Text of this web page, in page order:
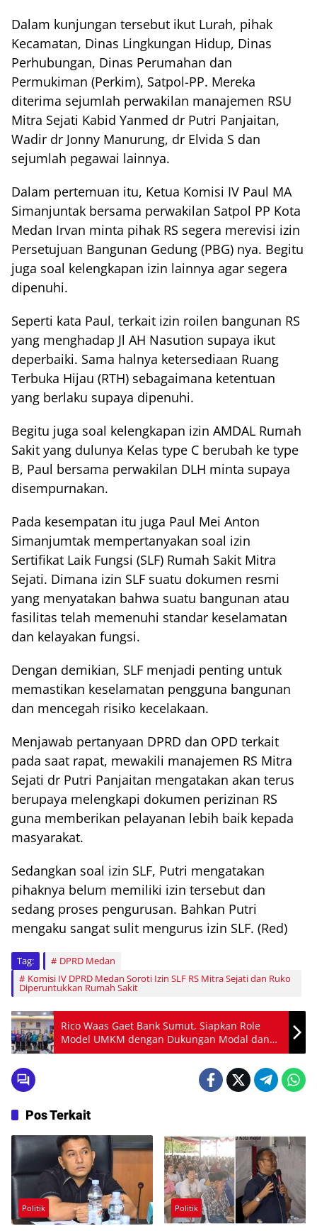
Dalam kunjungan tersebut ikut Lurah, pihak
Kecamatan, Dinas Lingkungan Hidup, Dinas
Perhubungan, Dinas Perumahan dan
Permukiman (Perkim), Satpol-PP. Mereka
diterima sejumlah perwakilan manajemen RSU
Mitra Sejati Kabid Yanmed dr Putri Panjaitan,
Wadir dr Jonny Manurung, dr Elvida S dan
sejumlah pegawai lainnya.
Dalam pertemuan itu, Ketua Komisi IV Paul MA
Simanjuntak bersama perwakilan Satpol PP Kota
Medan Irvan minta pihak RS segera merevisi izin
Persetujuan Bangunan Gedung (PBG) nya. Begitu
juga soal kelengkapan izin lainnya agar segera
dipenuhi.
Seperti kata Paul, terkait izin roilen bangunan RS
yang menghadap Jl AH Nasution supaya ikut
deperbaiki. Sama halnya ketersediaan Ruang
Terbuka Hijau (RTH) sebagaimana ketentuan
yang berlaku supaya dipenuhi.
Begitu juga soal kelengkapan izin AMDAL Rumah
Sakit yang dulunya Kelas type C berubah ke type
B, Paul bersama perwakilan DLH minta supaya
disempurnakan.
Pada kesempatan itu juga Paul Mei Anton
Simanjumtak mempertanyakan soal izin
Sertifikat Laik Fungsi (SLF) Rumah Sakit Mitra
Sejati. Dimana izin SLF suatu dokumen resmi
yang menyatakan bahwa suatu bangunan atau
fasilitas telah memenuhi standar keselamatan
dan kelayakan fungsi.
Dengan demikian, SLF menjadi penting untuk
memastikan keselamatan pengguna bangunan
dan mencegah risiko kecelakaan.
Menjawab pertanyaan DPRD dan OPD terkait
pada saat rapat, mewakili manajemen RS Mitra
Sejati dr Putri Panjaitan mengatakan akan terus
berupaya melengkapi dokumen perizinan RS
guna memberikan pelayanan lebih baik kepada
masyarakat.
Sedangkan soal izin SLF, Putri mengatakan
pihaknya belum memiliki izin tersebut dan
sedang proses pengurusan. Bahkan Putri
mengaku sangat sulit mengurus izin SLF. (Red)
Tag:
DPRD Medan
Komisi IV DPRD Medan Soroti Izin SLF RS Mitra Sejati dan Ruko
Diperuntukkan Rumah Sakit
Rico Waas Gaet Bank Sumut, Siapkan Role
Model UMKM dengan Dukungan Modal dan
Branding Kuat
Pos Terkait
Politik Politik